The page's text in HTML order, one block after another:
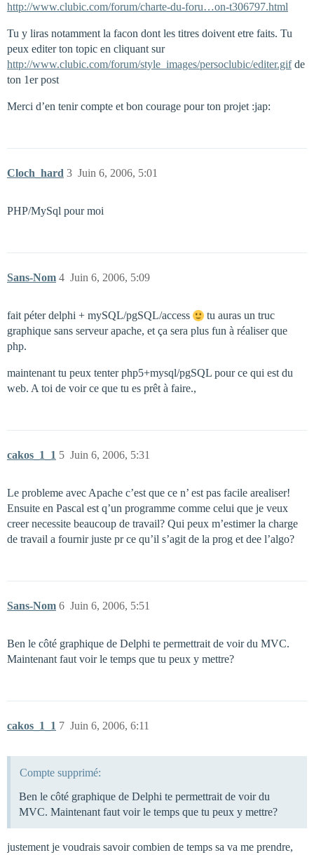
http://www.clubic.com/forum/charte-du-foru…on-t306797.html
Tu y liras notamment la facon dont les titres doivent etre faits. Tu
peux editer ton topic en cliquant sur
http://www.clubic.com/forum/style_images/persoclubic/editer.gifde
ton 1er post
Merci d’en tenir compte et bon courage pour ton projet :jap:
Cloch_hard Juin 6, 2006, 5:01
3
PHP/MySql pour moi
Sans-Nom Juin 6, 2006, 5:09
4
fait péter delphi + mySQL/pgSQL/access
tu auras un truc
graphique sans serveur apache, et ça sera plus fun à réaliser que
php.
maintenant tu peux tenter php5+mysql/pgSQL pour ce qui est du
web. A toi de voir ce que tu es prêt à faire.,
cakos_1_1 Juin 6, 2006, 5:31
5
Le probleme avec Apache c’est que ce n’ est pas facile arealiser!
Ensuite en Pascal est q’un programme comme celui que je veux
creer necessite beaucoup de travail? Qui peux m’estimer la charge
de travail a fournir juste pr ce qu’il s’agit de la prog et dee l’algo?
Sans-Nom Juin 6, 2006, 5:51
6
Ben le côté graphique de Delphi te permettrait de voir du MVC.
Maintenant faut voir le temps que tu peux y mettre?
cakos_1_1 Juin 6, 2006, 6:11
7
Compte supprimé:
Ben le côté graphique de Delphi te permettrait de voir du
MVC. Maintenant faut voir le temps que tu peux y mettre?
justement je voudrais savoir combien de temps sa va me prendre,